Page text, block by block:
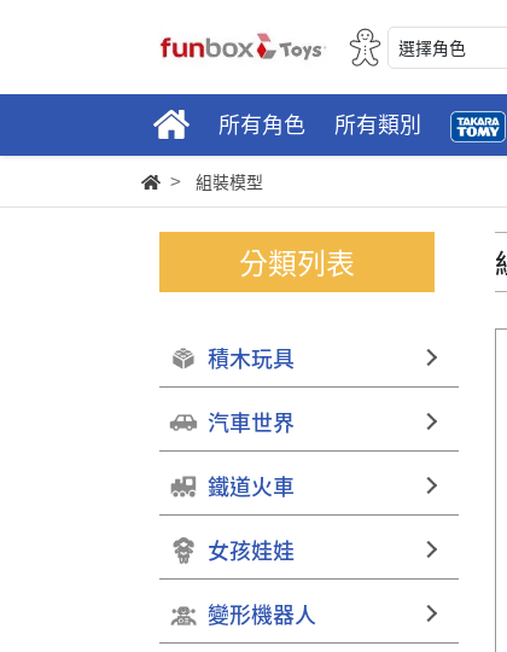
選擇角色
所有角色 所有類別
組裝模型
分類列表
積木玩具
汽車世界
鐵道火車
女孩娃娃
變形機器人